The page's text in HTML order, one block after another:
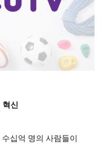
혁신
십억 명의 사람들이